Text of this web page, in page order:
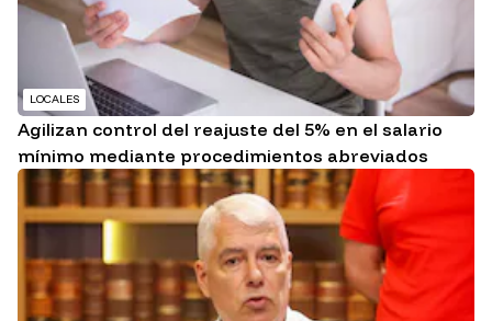
LOCALES
Agilizan control del reajuste del 5% en el salario
mínimo mediante procedimientos abreviados